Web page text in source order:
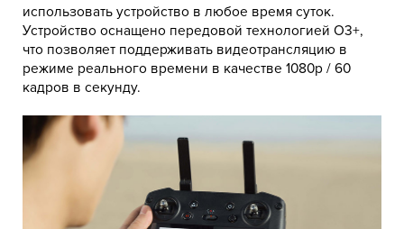
использовать устройство в любое время суток.
Устройство оснащено передовой технологией O3+,
что позволяет поддерживать видеотрансляцию в
режиме реального времени в качестве 1080p / 60
кадров в секунду.